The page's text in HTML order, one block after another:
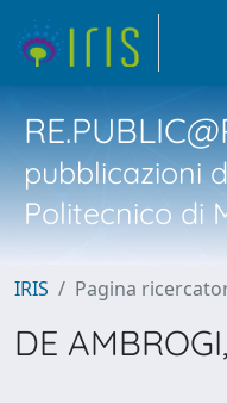
pubblicazioni
Politecnico di
IRIS Pagina
DE